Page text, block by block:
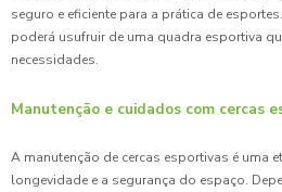
seguro e eficiente para a prática de
poderá usufruir de uma quadra esportiva
necessidades.
Manutenção e cuidados com cercas
A manutenção de cercas esportivas é uma
longevidade e a segurança do espaço.